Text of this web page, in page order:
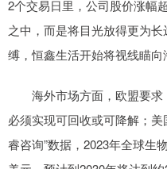
2个交易日里，公司股价涨幅
之中，而是将目光放得更为长
缚，恒鑫生活开始将视线瞄向
海外市场方面，欧盟要求
必须实现可回收或可降解；
睿咨询”数据，2023年全球生